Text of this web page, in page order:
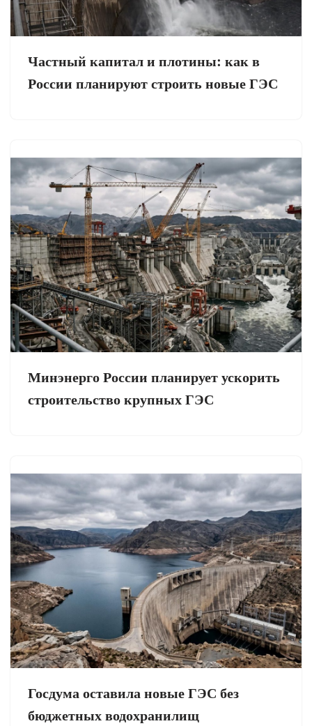
Частный капитал и плотины: как в
России планируют строить новые ГЭС
Минэнерго России планирует ускорить
строительство крупных ГЭС
Госдума оставила новые ГЭС без
бюджетных водохранилищ